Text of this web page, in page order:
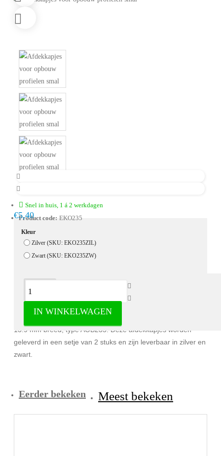
Snel in huis, 1 á 2 werkdagen
Product code: EKO235
€5,40
Kleur
Zilver (SKU: EKO235ZIL)
Zwart (SKU: EKO235ZW)
IN WINKELWAGEN
Omschrijving
13.9 mm breed, type AOB235. Deze afdekkapjes worden
geleverd in een setje van 2 stuks en zijn leverbaar in zilver en
zwart.
Eerder bekeken Meest bekeken